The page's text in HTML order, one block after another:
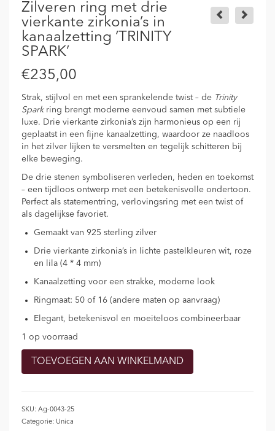
Zilveren ring met drie
vierkante zirkonia’s in
kanaalzetting ‘TRINITY
SPARK’
€235,00
Strak, stijlvol en met een sprankelende twist – de Trinity
Sparkring brengt moderne eenvoud samen met subtiele
luxe. Drie vierkante zirkonia’s zijn harmonieus op een rij
geplaatst in een fijne kanaalzetting, waardoor ze naadloos
in het zilver lijken te versmelten en tegelijk schitteren bij
elke beweging.
De drie stenen symboliseren verleden, heden en toekomst
– een tijdloos ontwerp met een betekenisvolle ondertoon.
Perfect als statementring, verlovingsring met een twist of
als dagelijkse favoriet.
Gemaakt van 925 sterling zilver
Drie vierkante zirkonia’s in lichte pastelkleuren wit, roze
en lila (4 * 4 mm)
Kanaalzetting voor een strakke, moderne look
Ringmaat: 50 of 16 (andere maten op aanvraag)
Elegant, betekenisvol en moeiteloos combineerbaar
1 op voorraad
Zilveren
TOEVOEGEN AAN WINKELMAND
SKU: Ag-0043-25
Categorie: Unica